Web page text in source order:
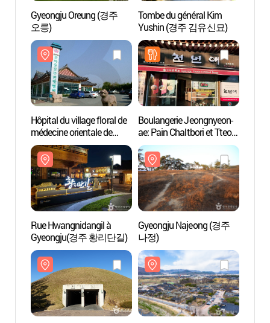
Gyeongju Oreung (경주
오릉)
Tombe du général Kim
Yushin (경주 김유신묘)
Hôpital du village floral de
médecine orientale de
Gyeongju (꽃마을
경주한방병원)
Boulangerie Jeongnyeon-
ae: Pain Chaltbori et Tteok
Chaltbori(천년애 경주빵
찰보리빵 찰보리떡)
Rue Hwangnidangil à
Gyeongju(경주 황리단길)
Gyeongju Najeong (경주
나정)